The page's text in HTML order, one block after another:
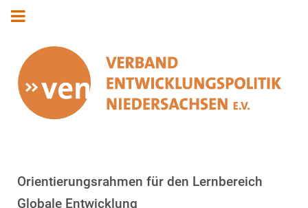
Orientierungsrahmen für den Lernbereich
Globale Entwicklung